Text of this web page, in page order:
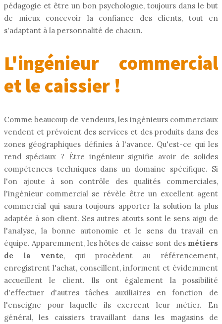
pédagogie et être un bon psychologue, toujours dans le but
de mieux concevoir la confiance des clients, tout en
s'adaptant à la personnalité de chacun.
L'ingénieur commercial
et le caissier !
Comme beaucoup de vendeurs, les ingénieurs commerciaux
vendent et prévoient des services et des produits dans des
zones géographiques définies à l'avance. Qu'est-ce qui les
rend spéciaux ? Être ingénieur signifie avoir de solides
compétences techniques dans un domaine spécifique. Si
l'on ajoute à son contrôle des qualités commerciales,
l'ingénieur commercial se révèle être un excellent agent
commercial qui saura toujours apporter la solution la plus
adaptée à son client. Ses autres atouts sont le sens aigu de
l'analyse, la bonne autonomie et le sens du travail en
équipe. Apparemment, les hôtes de caisse sont des métiers
de la vente, qui procèdent au référencement,
enregistrent l'achat, conseillent, informent et évidemment
accueillent le client. Ils ont également la possibilité
d'effectuer d'autres tâches auxiliaires en fonction de
l'enseigne pour laquelle ils exercent leur métier. En
général, les caissiers travaillant dans les magasins de